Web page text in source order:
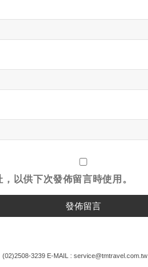
以供下次發佈留言時使用。
(02)2508-3239 E-MAIL : service@tmtravel.com.tw